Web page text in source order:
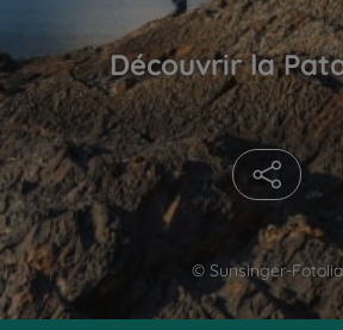
© Sunsinger-Fotolia
Découvrir la